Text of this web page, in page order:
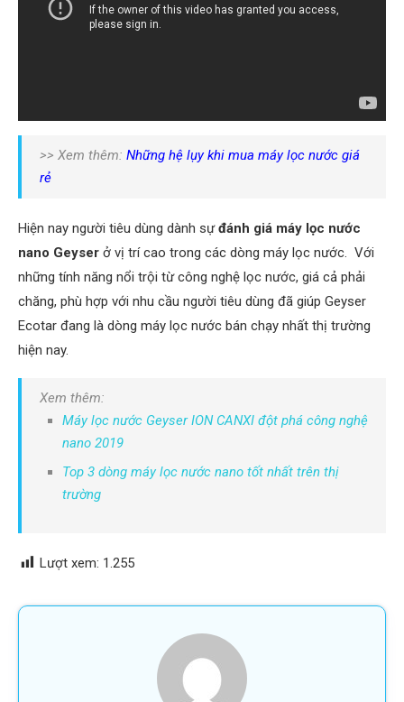
>> Xem thêm: Những hệ lụy khi mua máy lọc nước giá
rẻ
Hiện nay người tiêu dùng dành sựđánh giá máy lọc nước
nano Geyser ở vị trí cao trong các dòng máy lọc nước. Với
những tính năng nổi trội từ công nghệ lọc nước, giá cả phải
chăng, phù hợp với nhu cầu người tiêu dùng đã giúp Geyser
Ecotar đang là dòng máy lọc nước bán chạy nhất thị trường
hiện nay.
Xem thêm:
Máy lọc nước Geyser ION CANXI đột phá công nghệ
nano 2019
Top 3 dòng máy lọc nước nano tốt nhất trên thị
trường
Lượt xem: 1.255